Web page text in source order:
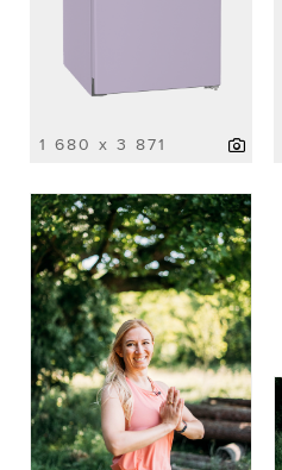
1 680 x 3 871